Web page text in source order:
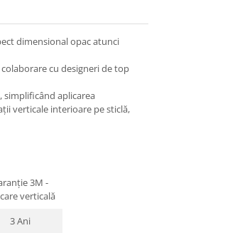
dimensional opac atunci
cu designeri de top
simplificând aplicarea
verticale interioare pe sticlă,
3M -
verticală
3 Ani